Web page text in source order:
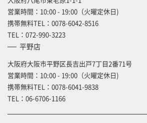
営業時間：10:00 - 19:00（火曜定休日)
携帯無料TEL： 0078-6042-8516
TEL： 072-990-3223
平野店
大阪府大阪市平野区長吉出戸7丁目2番71号
営業時間：10:00 - 19:00（火曜定休日)
携帯無料TEL： 0078-6041-9838
TEL： 06-6706-1166